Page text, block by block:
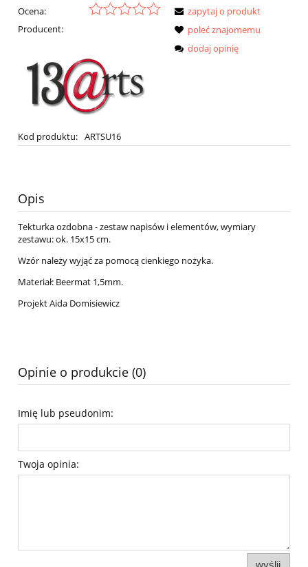
Ocena:
Producent:
Kod produktu: ARTSU16
zapytaj o produkt
poleć znajomemu
dodaj opinię
Opis
Tekturka ozdobna - zestaw napisów i elementów, wymiary
zestawu: ok. 15x15 cm.
Wzór należy wyjąć za pomocą cienkiego nożyka.
Materiał: Beermat 1,5mm.
Projekt Aida Domisiewicz
Opinie o produkcie (0)
Imię lub pseudonim:
Twoja opinia:
wyślij